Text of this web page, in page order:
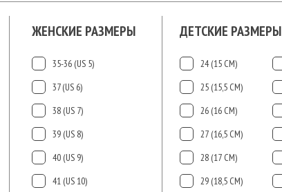
ДЕТСКИЕ РАЗМЕРЫ
24 (15 СМ)
25 (15,5 СМ)
26 (16 СМ)
27 (16,5 СМ)
28 (17 СМ)
29 (18,5 СМ)
ЖЕНСКИЕ РАЗМЕРЫ
35-36 (US 5)
37 (US 6)
38 (US 7)
39 (US 8)
40 (US 9)
41 (US 10)